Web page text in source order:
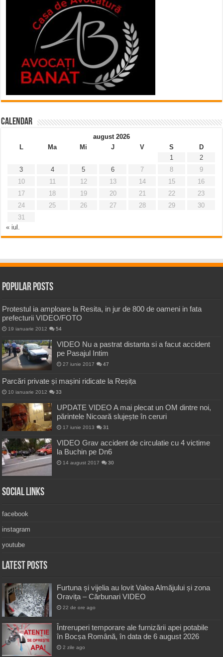
Calendar
august 2026
L
Ma Mi J V S
D
1
2
3
4 5 6 7 8
9
10
11 12 13 14 15
16
17
18 19 20 21 22
23
24
25 26 27 28 29
30
31
« iul.
Popular Posts
Protestul ia amploare la Resita, in jur de 800 de oameni in fata
prefecturii VIDEO/FOTO
19 ianuarie 2012 54
VIDEO Nu a pastrat distanta si a facut accident
pe Pasajul Intim
27 iunie 2017 47
Parcări private și mașini ridicate la Reșița
10 ianuarie 2012 33
UPDATE VIDEO A mai plecat un OM dintre noi,
părintele Nicoară slujește în ceruri
17 iunie 2013 31
VIDEO Grav accident de circulatie cu 4 victime
la Buchin pe Dn6
14 august 2017 30
Social Links
facebook
instagram
youtube
Latest Posts
Furtuna și vijelia au lovit Valea Almăjului și zona
Oravița – Cărbunari VIDEO
22 de ore ago
Întreruperi temporare ale furnizării apei potabile
în Bocșa Română, în data de 6 august 2026
2 zile ago